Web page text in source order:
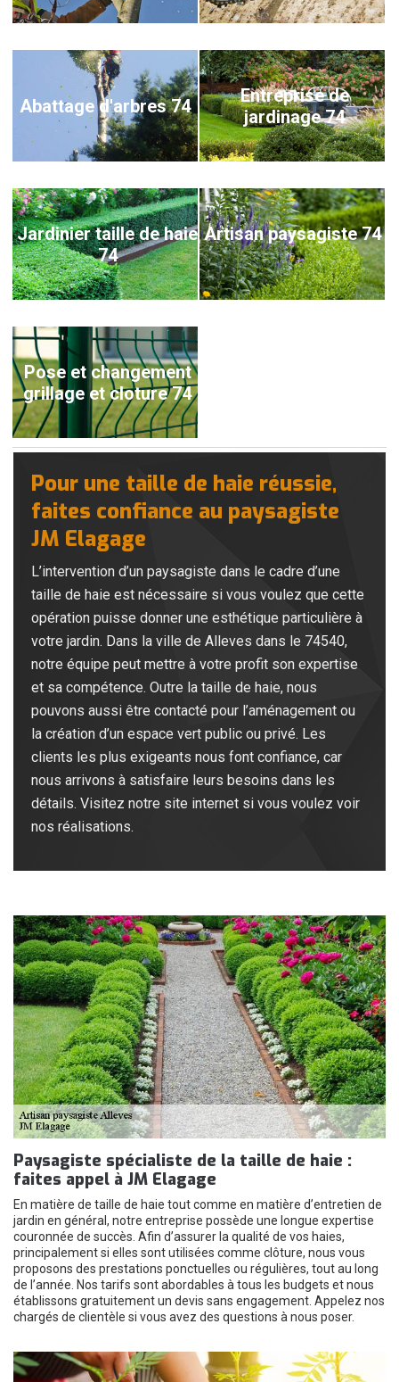
Abattage d'arbres 74
Entreprise de
jardinage 74
Jardinier taille de haie
74
Artisan paysagiste 74
Pose et changement
grillage et cloture 74
Pour une taille de haie réussie,
faites confiance au paysagiste
JM Elagage
L’intervention d’un paysagiste dans le cadre d’une
taille de haie est nécessaire si vous voulez que cette
opération puisse donner une esthétique particulière à
votre jardin. Dans la ville de Alleves dans le 74540,
notre équipe peut mettre à votre profit son expertise
et sa compétence. Outre la taille de haie, nous
pouvons aussi être contacté pour l’aménagement ou
la création d’un espace vert public ou privé. Les
clients les plus exigeants nous font confiance, car
nous arrivons à satisfaire leurs besoins dans les
détails. Visitez notre site internet si vous voulez voir
nos réalisations.
Paysagiste spécialiste de la taille de haie :
faites appel à JM Elagage
En matière de taille de haie tout comme en matière d’entretien de
jardin en général, notre entreprise possède une longue expertise
couronnée de succès. Afin d’assurer la qualité de vos haies,
principalement si elles sont utilisées comme clôture, nous vous
proposons des prestations ponctuelles ou régulières, tout au long
de l’année. Nos tarifs sont abordables à tous les budgets et nous
établissons gratuitement un devis sans engagement. Appelez nos
chargés de clientèle si vous avez des questions à nous poser.